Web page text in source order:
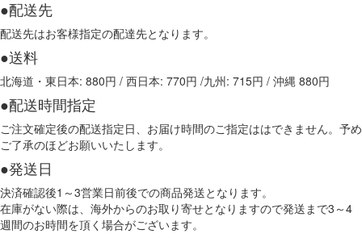
●配送先
配送先はお客様指定の配達先となります。
●送料
北海道・東日本: 880円 / 西日本: 770円 /九州: 715円 / 沖縄 880円
●配送時間指定
ご注文確定後の配送指定日、お届け時間のご指定ははできません。予め
ご了承のほどお願いいたします。
●発送日
決済確認後1～3営業日前後での商品発送となります。
在庫がない際は、海外からのお取り寄せとなりますので発送まで3～4
週間のお時間を頂く場合がございます。